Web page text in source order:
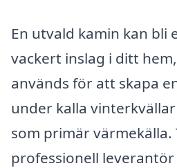
En utvald kamin kan bli
vackert inslag i ditt
används för att skapa
under kalla
som primär värmekälla.
professionell leverantör